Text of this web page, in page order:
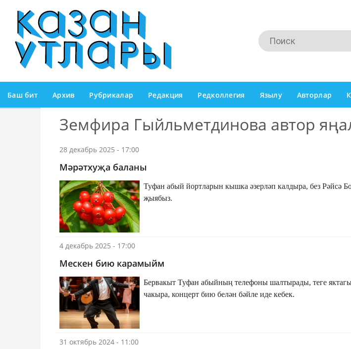
Баш бит Архив Рубрикалар Редакция Редколлегия Язылу Авторлар
Земфира Гыйльметдинова автор
28 декабрь 2025 - 17:00
Мәрәтхуҗа баланы
Туфан абый йортларын кышка әзерләп калдыра, без Рәйсә
җыябыз.
4 декабрь 2025 - 17:00
Мескен бию карамыйм
Бервакыт Туфан абыйның телефоны шалтырады, теге
чакыра, концерт бию белән бәйле иде кебек.
31 октябрь 2024 - 11:00